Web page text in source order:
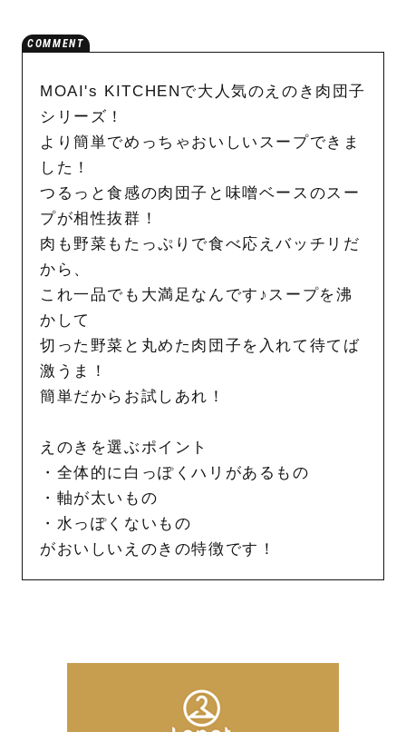
MOAI's KITCHENで大人気のえのき肉団子
シリーズ！
より簡単でめっちゃおいしいスープできま
した！
つるっと食感の肉団子と味噌ベースのスー
プが相性抜群！
肉も野菜もたっぷりで食べ応えバッチリだ
から、
これ一品でも大満足なんです♪スープを沸
かして
切った野菜と丸めた肉団子を入れて待てば
激うま！
簡単だからお試しあれ！
えのきを選ぶポイント
・全体的に白っぽくハリがあるもの
・軸が太いもの
・水っぽくないもの
がおいしいえのきの特徴です！